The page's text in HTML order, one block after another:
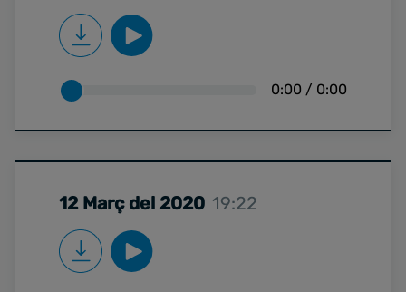
0:00 / 0:00
12 Març del 2020 19:22